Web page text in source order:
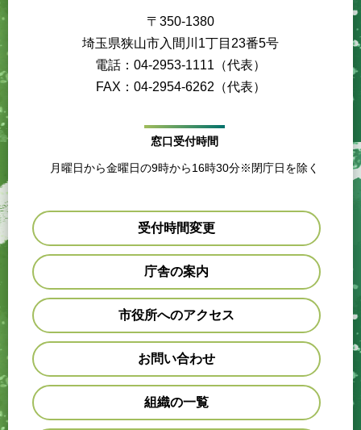
〒350-1380
埼玉県狭山市入間川1丁目23番5号
電話：04-2953-1111（代表）
FAX：04-2954-6262（代表）
窓口受付時間
月曜日から金曜日の9時から16時30分※閉庁日を除く
受付時間変更
庁舎の案内
市役所へのアクセス
お問い合わせ
組織の一覧